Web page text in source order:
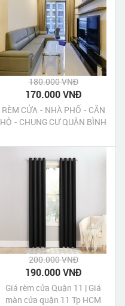
180.000 VNĐ
170.000 VNĐ
RÈM CỬA - NHÀ PHỐ - CĂN
HỘ - CHUNG CƯ QUẬN BÌNH
200.000 VNĐ
190.000 VNĐ
Giá rèm cửa Quận 11 | Giá
màn cửa quận 11 Tp HCM